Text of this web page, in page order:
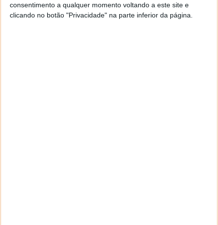
consentimento a qualquer momento voltando a este site e
clicando no botão "Privacidade" na parte inferior da página.
18 MAI 2014·ANDROID 46 COMENTÁRIOS